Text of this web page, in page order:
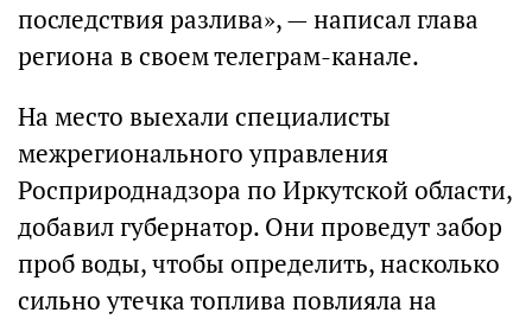
последствия разлива», — написал глава
региона в своем телеграм-канале.
На место выехали специалисты
межрегионального управления
Росприроднадзора по Иркутской области,
добавил губернатор. Они проведут забор
проб воды, чтобы определить, насколько
сильно утечка топлива повлияла на